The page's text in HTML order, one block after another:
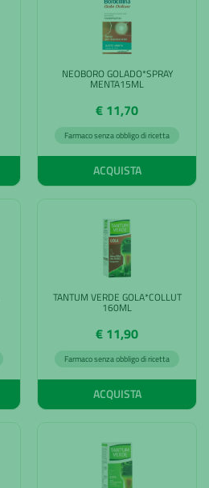
NEOBORO GOLADO*SPRAY
MENTA15ML
€ 11,70
Farmaco senza obbligo di ricetta
ACQUISTA
TANTUM VERDE GOLA*COLLUT
160ML
€ 11,90
Farmaco senza obbligo di ricetta
ACQUISTA